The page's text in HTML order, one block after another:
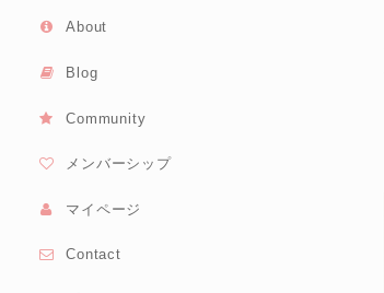
About
Blog
Community
メンバーシップ
マイページ
Contact